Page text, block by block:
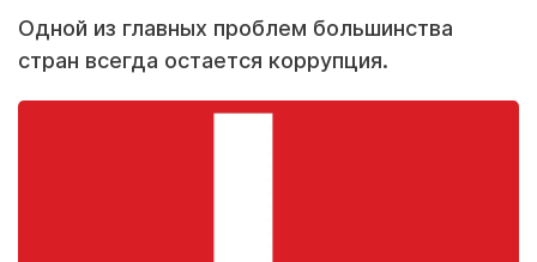
Одной из главных проблем большинства
стран всегда остается коррупция.